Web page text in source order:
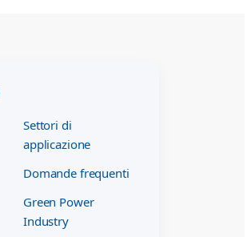
Settori di
applicazione
Domande frequenti
Green Power
Industry